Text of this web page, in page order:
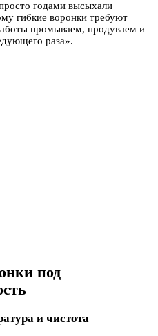
годами высыхали
гибкие воронки требуют
промываем, продуваем и
раза».
под
и чистота